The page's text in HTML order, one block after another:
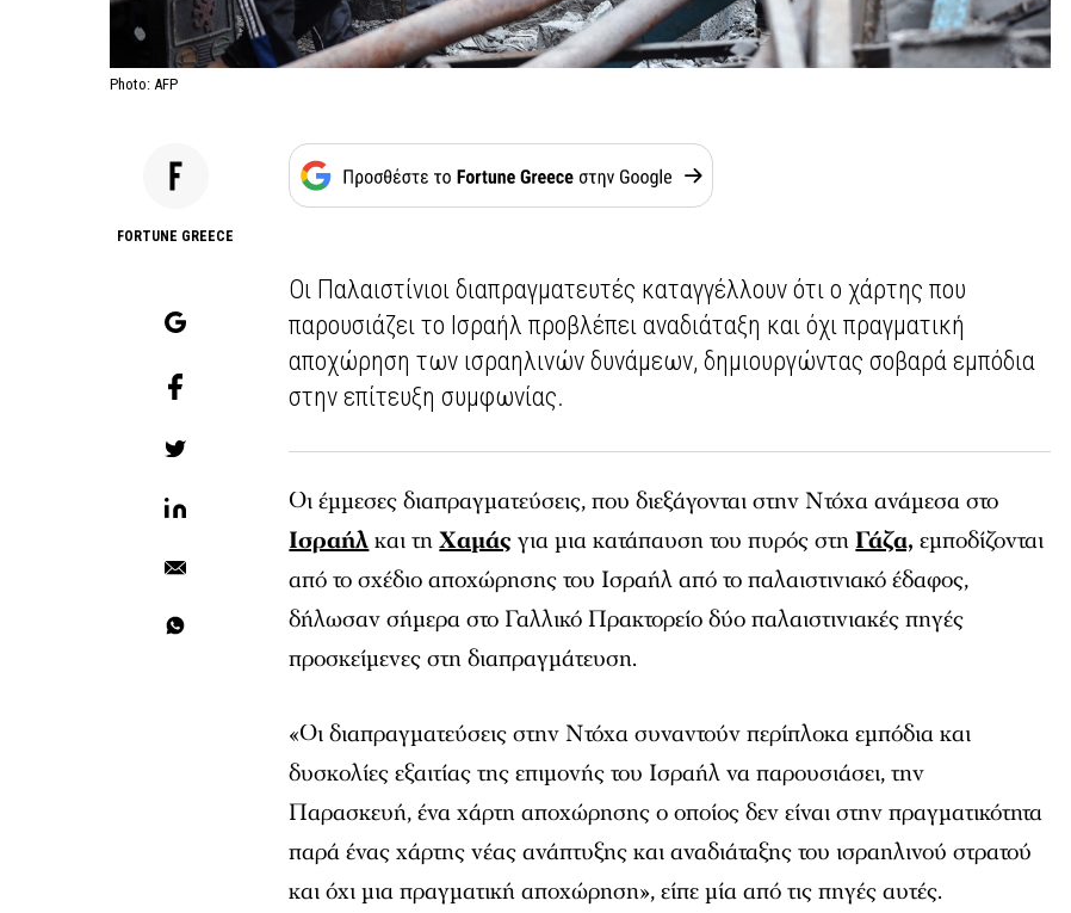
Photo: AFP
FORTUNE GREECE
Οι Παλαιστίνιοι διαπραγματευτές καταγγέλλουν ότι ο χάρτης που
παρουσιάζει το Ισραήλ προβλέπει αναδιάταξη και όχι πραγματική
αποχώρηση των ισραηλινών δυνάμεων, δημιουργώντας σοβαρά εμπόδια
στην επίτευξη συμφωνίας.
Οι έμμεσες διαπραγματεύσεις, που διεξάγονται στην Ντόχα ανάμεσα στο
Ισραήλκαι τηΧαμάς για μια κατάπαυση του πυρός στηΓάζα, εμποδίζονται
από το σχέδιο αποχώρησης του Ισραήλ από το παλαιστινιακό έδαφος,
δήλωσαν σήμερα στο Γαλλικό Πρακτορείο δύο παλαιστινιακές πηγές
προσκείμενες στη διαπραγμάτευση.
«Οι διαπραγματεύσεις στην Ντόχα συναντούν περίπλοκα εμπόδια και
δυσκολίες εξαιτίας της επιμονής του Ισραήλ να παρουσιάσει, την
Παρασκευή, ένα χάρτη αποχώρησης ο οποίος δεν είναι στην πραγματικότητα
παρά ένας χάρτης νέας ανάπτυξης και αναδιάταξης του ισραηλινού στρατού
και όχι μια πραγματική αποχώρηση», είπε μία από τις πηγές αυτές.